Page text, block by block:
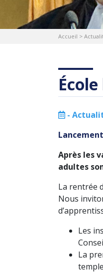
Accueil >
-
Après les
adultes
La rentrée
Nous
Les
La